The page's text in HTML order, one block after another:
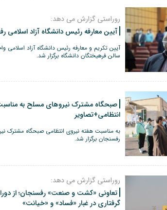
روراستی گزارش می دهد:
آیین معارفه رئیس دانشگاه آزاد اسلامی
آیین تکریم و معارفه رئیس دانشگاه آزاد اسلامی
سالن فرهیختگان دانشگاه برگزار شد.
صبحگاه مشترک نیروهای مسلح به
انتظامی+تصاویر
به مناسبت هفته نیروی انتظامی صبحگاه مشترک
رفسنجان برگزار شد.
روراستی گزارش می دهد:
تعاونی «کشت و صنعت» رفسنجان؛ از
گرفتاری در غبار «فساد» و «خیانت»